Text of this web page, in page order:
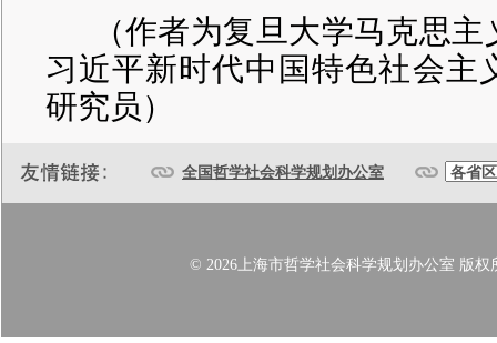
（作者为复旦大学马克思
习近平新时代中国特色社会主
研究员）
全国哲学社会科学规划办公室
© 2026上海市哲学社会科学规划办公室 版权